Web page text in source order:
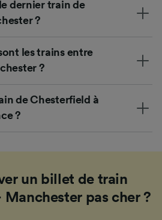
dernier train de
?
les trains entre
?
de Chesterfield à
?
un billet de train
pas cher ?